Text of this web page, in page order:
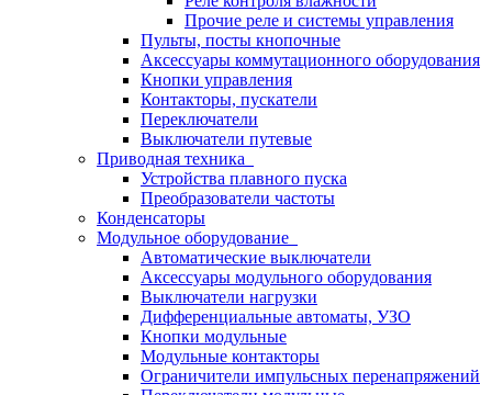
Прочие реле и системы управления
Пульты, посты кнопочные
Аксессуары коммутационного оборудования
Кнопки управления
Контакторы, пускатели
Переключатели
Выключатели путевые
Приводная техника
Устройства плавного пуска
Преобразователи частоты
Конденсаторы
Модульное оборудование
Автоматические выключатели
Аксессуары модульного оборудования
Выключатели нагрузки
Дифференциальные автоматы, УЗО
Кнопки модульные
Модульные контакторы
Ограничители импульсных перенапряжений